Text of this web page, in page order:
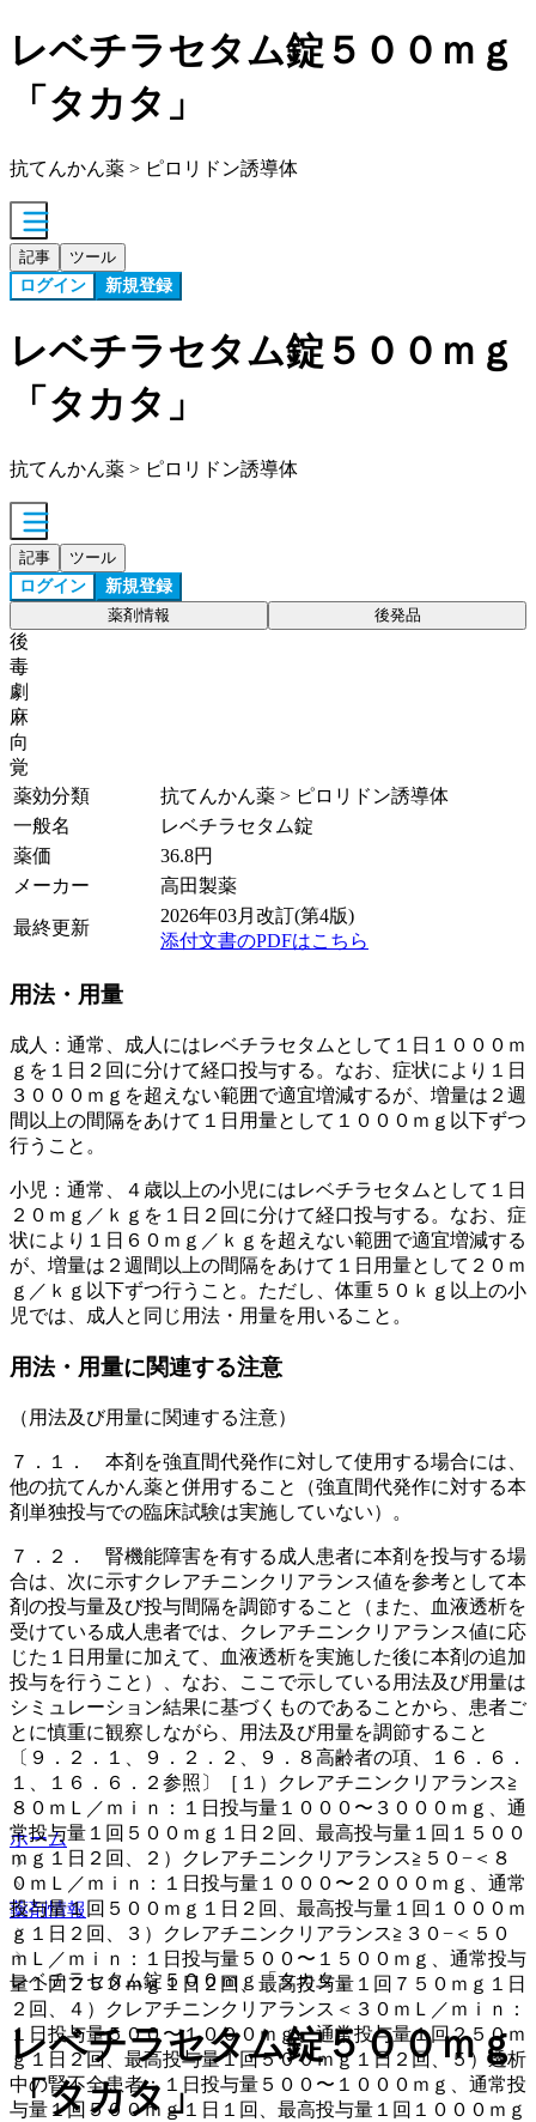
レベチラセタム錠５００ｍｇ
「タカタ」
抗てんかん薬 > ピロリドン誘導体
記事 ツール
ログイン 新規登録
レベチラセタム錠５００ｍｇ
「タカタ」
抗てんかん薬 > ピロリドン誘導体
記事 ツール
ログイン 新規登録
薬剤情報 後発品
後
毒
劇
麻
向
覚
薬効分類
抗てんかん薬 > ピロリドン誘導体
一般名
レベチラセタム錠
薬価
36.8円
メーカー
高田製薬
最終更新
2026年03月改訂(第4版)
添付文書のPDFはこちら
用法・用量
成人：通常、成人にはレベチラセタムとして１日１０００ｍ
ｇを１日２回に分けて経口投与する。なお、症状により１日
３０００ｍｇを超えない範囲で適宜増減するが、増量は２週
間以上の間隔をあけて１日用量として１０００ｍｇ以下ずつ
行うこと。
小児：通常、４歳以上の小児にはレベチラセタムとして１日
２０ｍｇ／ｋｇを１日２回に分けて経口投与する。なお、症
状により１日６０ｍｇ／ｋｇを超えない範囲で適宜増減する
が、増量は２週間以上の間隔をあけて１日用量として２０ｍ
ｇ／ｋｇ以下ずつ行うこと。ただし、体重５０ｋｇ以上の小
児では、成人と同じ用法・用量を用いること。
用法・用量に関連する注意
（用法及び用量に関連する注意）
７．１． 本剤を強直間代発作に対して使用する場合には、
他の抗てんかん薬と併用すること（強直間代発作に対する本
剤単独投与での臨床試験は実施していない）。
７．２． 腎機能障害を有する成人患者に本剤を投与する場
合は、次に示すクレアチニンクリアランス値を参考として本
剤の投与量及び投与間隔を調節すること（また、血液透析を
受けている成人患者では、クレアチニンクリアランス値に応
じた１日用量に加えて、血液透析を実施した後に本剤の追加
投与を行うこと）、なお、ここで示している用法及び用量は
シミュレーション結果に基づくものであることから、患者ご
とに慎重に観察しながら、用法及び用量を調節すること
〔９．２．１、９．２．２、９．８高齢者の項、１６．６．
１、１６．６．２参照〕［１）クレアチニンクリアランス≧
８０ｍＬ／ｍｉｎ：１日投与量１０００〜３０００ｍｇ、通
常投与量１回５００ｍｇ１日２回、最高投与量１回１５００
ｍｇ１日２回、２）クレアチニンクリアランス≧５０−＜８
０ｍＬ／ｍｉｎ：１日投与量１０００〜２０００ｍｇ、通常
投与量１回５００ｍｇ１日２回、最高投与量１回１０００ｍ
ｇ１日２回、３）クレアチニンクリアランス≧３０−＜５０
ｍＬ／ｍｉｎ：１日投与量５００〜１５００ｍｇ、通常投与
量１回２５０ｍｇ１日２回、最高投与量１回７５０ｍｇ１日
２回、４）クレアチニンクリアランス＜３０ｍＬ／ｍｉｎ：
１日投与量５００〜１０００ｍｇ、通常投与量１回２５０ｍ
ｇ１日２回、最高投与量１回５００ｍｇ１日２回、５）透析
中の腎不全患者：１日投与量５００〜１０００ｍｇ、通常投
与量１回５００ｍｇ１日１回、最高投与量１回１０００ｍｇ
ホーム
薬剤情報
レベチラセタム錠５００ｍｇ「タカタ」
レベチラセタム錠５００ｍｇ
「タカタ」